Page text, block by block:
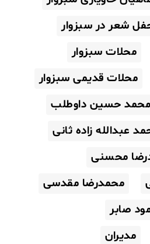
شعر در سبزوار
محلات سبزوار
محلات قدیمی سبزوار
محمد حسین داوطلب
عبدالله زاده ثانی
محسنی
محمدرضا مقدسی
صابر
مدیران